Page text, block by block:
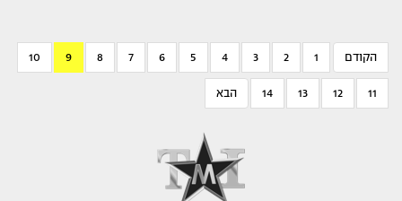
הקודם 1
2
3
4
5
6
7
8
9
10
11
12
13
14 הבא